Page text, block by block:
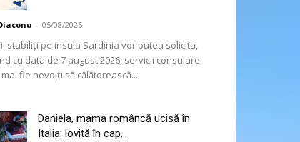
- 05/08/2026
stabiliți pe insula Sardinia vor putea solicita,
cu data de 7 august 2026, servicii consulare
fie nevoiți să călătorească...
Daniela, mama româncă ucisă în
Italia: lovită în cap...